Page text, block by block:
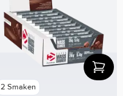
2 Smaken